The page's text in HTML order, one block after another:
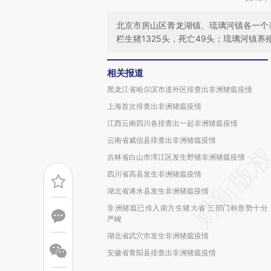
北京市房山区青龙湖镇、琉璃河镇各一
栏生猪1325头，死亡49头；琉璃河镇养
相关报道
黑龙江省哈尔滨市道外区排查出非洲猪瘟疫情
上海首次排查出非洲猪瘟疫情
江西云南四川各排查出一起非洲猪瘟疫情
云南省威信县排查出非洲猪瘟疫情
吉林省白山市浑江区发生野猪非洲猪瘟疫情
四川省高县发生非洲猪瘟疫情
湖北省浠水县发生非洲猪瘟疫情
非洲猪瘟已传入南方生猪大省 三部门称形势十分
严峻
湖北省武穴市发生非洲猪瘟疫情
安徽省青阳县排查出非洲猪瘟疫情